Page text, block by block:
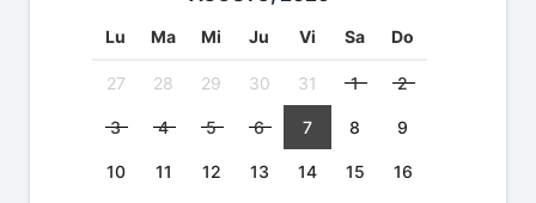
Lu Ma Mi Ju Vi Sa Do
27 28 29 30 31 1 2
3 4 5 6 7 8 9
10 11 12 13 14 15 16